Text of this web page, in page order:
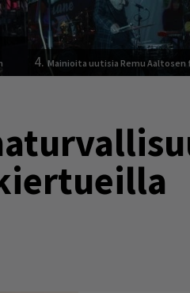
4.Mainioita uutisia Remu Aaltosen